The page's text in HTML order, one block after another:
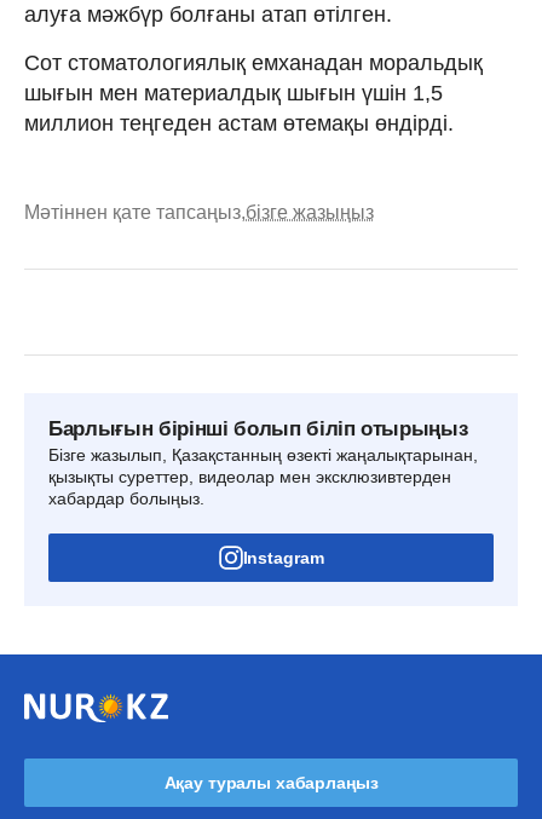
алуға мәжбүр болғаны атап өтілген.
Сот стоматологиялық емханадан моральдық
шығын мен материалдық шығын үшін 1,5
миллион теңгеден астам өтемақы өндірді.
Мәтіннен қате тапсаңыз,бізге жазыңыз
Барлығын бірінші болып біліп отырыңыз
Бізге жазылып, Қазақстанның өзекті жаңалықтарынан,
қызықты суреттер, видеолар мен эксклюзивтерден
хабардар болыңыз.
Instagram
Ақау туралы хабарлаңыз